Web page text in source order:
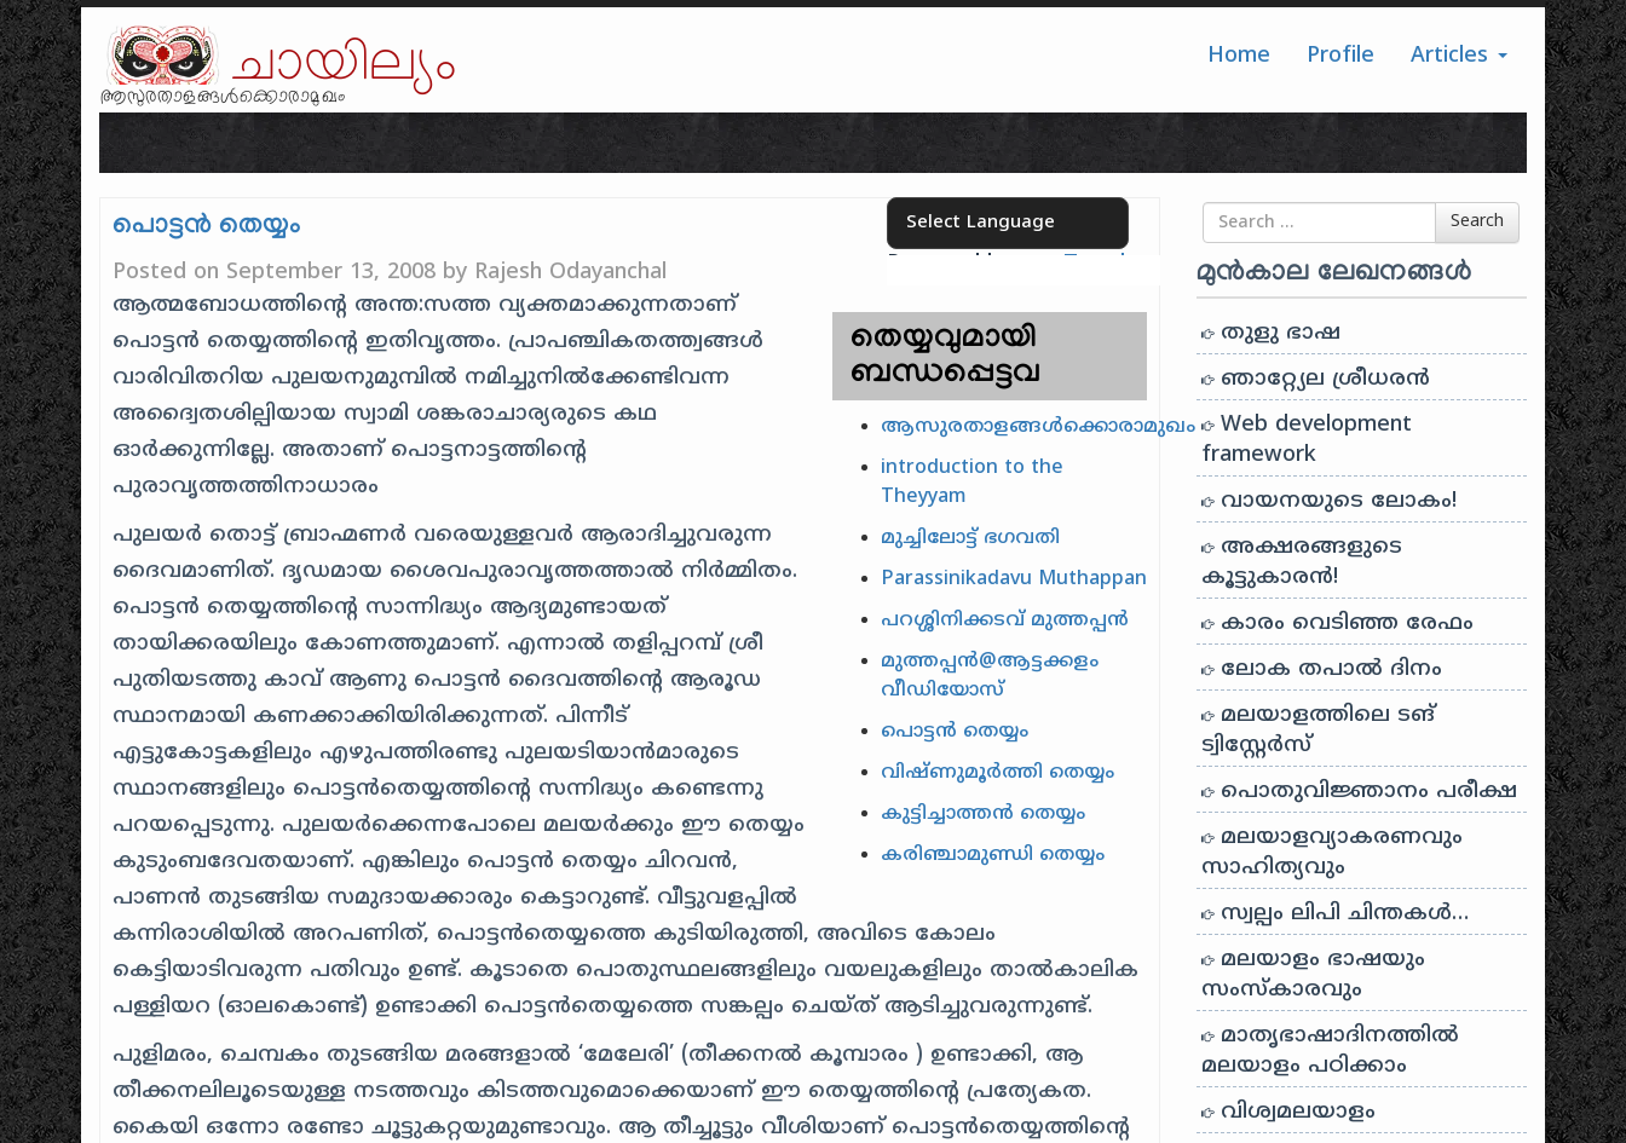
ചായില്യം
ആസുരതാളങ്ങൾക്കൊരാമുഖം
Home Profile Articles
Skip to content
Powered by Translate
പൊട്ടന്‍ തെയ്യം
Posted on September 13, 2008 by Rajesh Odayanchal
തെയ്യവുമായി
ബന്ധപ്പെട്ടവ
ആസുരതാളങ്ങൾക്കൊരാമുഖം
introduction to the
Theyyam
മുച്ചിലോട്ട് ഭഗവതി
Parassinikadavu Muthappan
പറശ്ശിനിക്കടവ് മുത്തപ്പൻ
മുത്തപ്പൻ@ആട്ടക്കളം
വീഡിയോസ്
പൊട്ടൻ തെയ്യം
വിഷ്ണുമൂർത്തി തെയ്യം
കുട്ടിച്ചാത്തൻ തെയ്യം
കരിഞ്ചാമുണ്ഡി തെയ്യം
ആത്മബോധത്തിന്റെ അന്ത:സത്ത വ്യക്തമാക്കുന്നതാണ്
പൊട്ടന്‍ തെയ്യത്തിന്റെ ഇതിവൃത്തം. പ്രാപഞ്ചികതത്ത്വങ്ങള്‍
വാരിവിതറിയ പുലയനുമുമ്പില്‍ നമിച്ചുനില്‍ക്കേണ്ടിവന്ന
അദ്വൈതശില്പിയായ സ്വാമി ശങ്കരാചാര്യരുടെ കഥ
ഓര്‍ക്കുന്നില്ലേ. അതാണ് പൊട്ടനാട്ടത്തിന്റെ
പുരാവൃത്തത്തിനാധാരം
പുലയര്‍ തൊട്ട് ബ്രാഹ്മണര്‍ വരെയുള്ളവര്‍ ആരാദിച്ചുവരുന്ന
ദൈവമാണിത്. ദൃഡമായ ശൈവപുരാവൃത്തത്താല്‍‌ നിര്‍‌മ്മിതം.
പൊട്ടന്‍ തെയ്യത്തിന്റെ സാന്നിദ്ധ്യം ആദ്യമുണ്ടായത്
തായിക്കരയിലും കോണത്തുമാണ്. എന്നാല്‍ തളിപ്പറമ്പ് ശ്രീ
പുതിയടത്തു കാവ് ആണു പൊട്ടന്‍ ദൈവത്തിന്റെ ആരൂഡ
സ്ഥാനമായി കണക്കാക്കിയിരിക്കുന്നത്. പിന്നീട്
എട്ടുകോട്ടകളിലും എഴുപത്തിരണ്ടു പുലയടിയാന്‍മാരുടെ
സ്ഥാനങ്ങളിലും പൊട്ടന്‍തെയ്യത്തിന്റെ സന്നിദ്ധ്യം കണ്ടെന്നു
പറയപ്പെടുന്നു. പുലയര്‍‍ക്കെന്നപോലെ മലയര്‍‍ക്കും ഈ തെയ്യം
കുടുംബദേവതയാണ്. എങ്കിലും പൊട്ടന്‍ തെയ്യം ചിറവന്‍,
പാണന്‍ തുടങ്ങിയ സമുദായക്കാരും കെട്ടാറുണ്ട്. വീട്ടുവളപ്പില്‍
കന്നിരാശിയില്‍‍ അറപണിത്, പൊട്ടന്‍തെയ്യത്തെ കുടിയിരുത്തി, അവിടെ കോലം
കെട്ടിയാടിവരുന്ന പതിവും ഉണ്ട്. കൂടാതെ പൊതുസ്ഥലങ്ങളിലും വയലുകളിലും താല്‍കാലിക
പള്ളിയറ (ഓലകൊണ്ട്‍) ഉണ്ടാക്കി പൊട്ടന്‍‍തെയ്യത്തെ സങ്കല്പം ചെയ്‍ത് ആടിച്ചുവരുന്നുണ്ട്.
പുളിമരം, ചെമ്പകം തുടങ്ങിയ മരങ്ങളാല്‍ ‘മേലേരി’ (തീക്കനല്‍ കൂമ്പാരം ) ഉണ്ടാക്കി, ആ
തീക്കനലിലൂടെയുള്ള നടത്തവും കിടത്തവുമൊക്കെയാണ് ഈ തെയ്യത്തിന്റെ പ്രത്യേകത.
കൈയി ഒന്നോ രണ്ടോ ചൂട്ടുകറ്റയുമുണ്ടാവും. ആ തീച്ചൂട്ടും വീശിയാണ് പൊട്ടന്‍‌തെയ്യത്തിന്റെ
Search for Search
മുൻകാല ലേഖനങ്ങൾ
തുളു ഭാഷ
ഞാറ്റ്യേല ശ്രീധരൻ
Web development
framework
വായനയുടെ ലോകം!
അക്ഷരങ്ങളുടെ
കൂട്ടുകാരൻ!
കാരം വെടിഞ്ഞ രേഫം
ലോക തപാൽ ദിനം
മലയാളത്തിലെ ടങ്
ട്വിസ്റ്റേർസ്
പൊതുവിജ്ഞാനം പരീക്ഷ
മലയാളവ്യാകരണവും
സാഹിത്യവും
സ്വല്പം ലിപി ചിന്തകൾ…
മലയാളം ഭാഷയും
സംസ്കാരവും
മാതൃഭാഷാദിനത്തിൽ
മലയാളം പഠിക്കാം
വിശ്വമലയാളം